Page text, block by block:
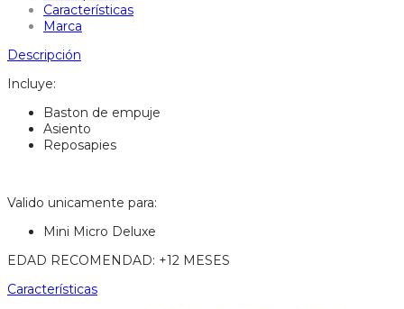
Características
Marca
Descripción
Incluye:
Baston de empuje
Asiento
Reposapies
Valido unicamente para:
Mini Micro Deluxe
EDAD RECOMENDAD: +12 MESES
Características